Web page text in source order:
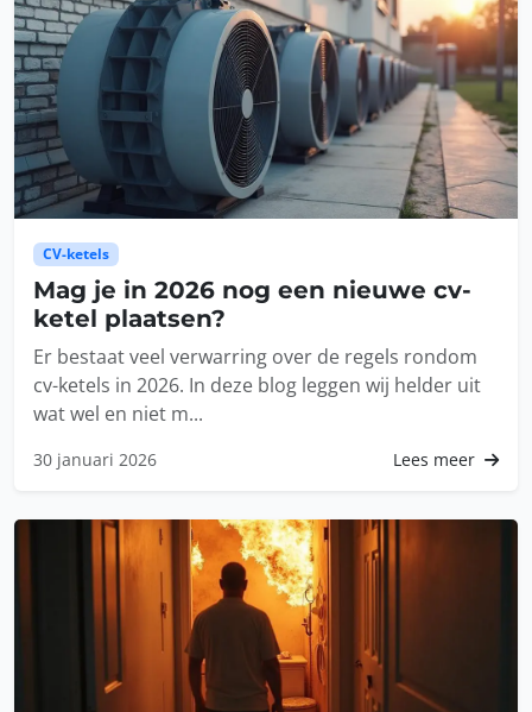
CV-ketels
Mag je in 2026 nog een nieuwe cv-
ketel plaatsen?
Er bestaat veel verwarring over de regels rondom
cv-ketels in 2026. In deze blog leggen wij helder uit
wat wel en niet m...
30 januari 2026 Lees meer